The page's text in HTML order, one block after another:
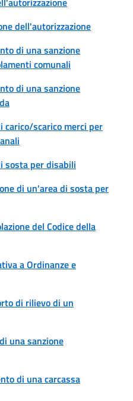
dell'autorizzazione
di una sanzione
comunali
di una sanzione
carico/scarico merci per
sosta per disabili
di un'area di sosta per
del Codice della
a Ordinanze e
di rilievo di un
una sanzione
di una carcassa